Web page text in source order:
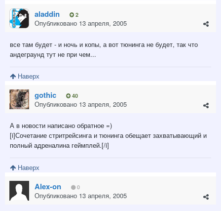
aladdin 2
Опубликовано 13 апреля, 2005
все там будет - и ночь и копы, а вот тюнинга не будет, так что
андеграунд тут не при чем...
Наверх
gothic 40
Опубликовано 13 апреля, 2005
А в новости написано обратное =)
[i]Сочетание стритрейсинга и тюнинга обещает захватывающий и
полный адреналина геймплей.[/i]
Наверх
Alex-on 0
Опубликовано 13 апреля, 2005